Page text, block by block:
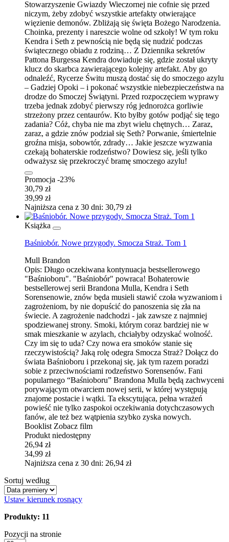
Stowarzyszenie Gwiazdy Wieczornej nie cofnie się przed
niczym, żeby zdobyć wszystkie artefakty otwierające
więzienie demonów. Zbliżają się święta Bożego Narodzenia.
Choinka, prezenty i nareszcie wolne od szkoły! W tym roku
Kendra i Seth z pewnością nie będą się nudzić podczas
świątecznego obiadu z rodziną… Z Dziennika sekretów
Pattona Burgessa Kendra dowiaduje się, gdzie został ukryty
klucz do skarbca zawierającego kolejny artefakt. Aby go
odnaleźć, Rycerze Świtu muszą dostać się do smoczego azylu
– Gadziej Opoki – i pokonać wszystkie niebezpieczeństwa na
drodze do Smoczej Świątyni. Przed rozpoczęciem wyprawy
trzeba jednak zdobyć pierwszy róg jednorożca gorliwie
strzeżony przez centaurów. Kto byłby gotów podjąć się tego
zadania? Cóż, chyba nie ma zbyt wielu chętnych… Zaraz,
zaraz, a gdzie znów podział się Seth? Porwanie, śmiertelnie
groźna misja, sobowtór, zdrady… Jakie jeszcze wyzwania
czekają bohaterskie rodzeństwo? Dowiesz się, jeśli tylko
odważysz się przekroczyć bramę smoczego azylu!
Promocja -23%
30,79 zł
39,99 zł
Najniższa cena z 30 dni: 30,79 zł
Książka
Baśniobór. Nowe przygody. Smocza Straż. Tom 1
Mull Brandon
Opis: Długo oczekiwana kontynuacja bestsellerowego
"Baśnioboru". "Baśniobór" powraca! Bohaterowie
bestsellerowej serii Brandona Mulla, Kendra i Seth
Sorensenowie, znów będa musieli stawić czoła wyzwaniom i
zagrożeniom, by nie dopuścić do panoszenia się zła na
świecie. A zagrożenie nadchodzi - jak zawsze z najmniej
spodziewanej strony. Smoki, którym coraz bardziej nie w
smak mieszkanie w azylach, chciałyby odzyskać wolność.
Czy im się to uda? Czy nowa era smoków stanie się
rzeczywistością? Jaką rolę odegra Smocza Straż? Dołącz do
świata Baśnioboru i przekonaj się, jak tym razem poradzi
sobie z przeciwnościami rodzeństwo Sorensenów. Fani
popularnego “Baśnioboru” Brandona Mulla będą zachwyceni
porywającym otwarciem nowej serii, w której występują
znajome postacie i wątki. Ta ekscytująca, pełna wrażeń
powieść nie tylko zaspokoi oczekiwania dotychczasowych
fanów, ale też bez wątpienia szybko zyska nowych.
Booklist Zobacz film
Produkt niedostępny
26,94 zł
34,99 zł
Najniższa cena z 30 dni: 26,94 zł
Sortuj według
Ustaw kierunek rosnący
Produkty: 11
Pozycji na stronie